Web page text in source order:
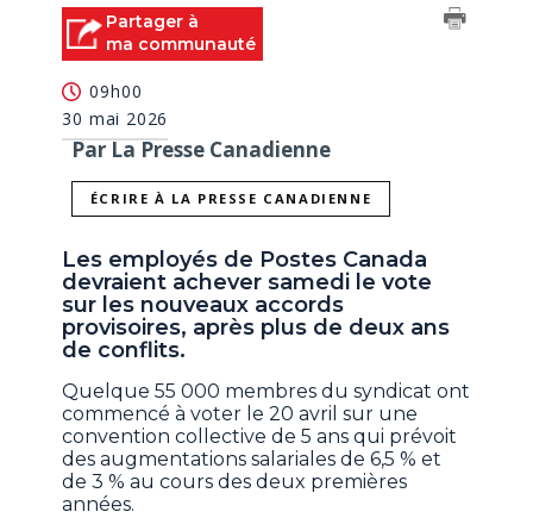
Partager à
ma communauté
09h00
30 mai 2026
Par La Presse Canadienne
ÉCRIRE À LA PRESSE CANADIENNE
Les employés de Postes Canada
devraient achever samedi le vote
sur les nouveaux accords
provisoires, après plus de deux ans
de conflits.
Quelque 55 000 membres du syndicat ont
commencé à voter le 20 avril sur une
convention collective de 5 ans qui prévoit
des augmentations salariales de 6,5 % et
de 3 % au cours des deux premières
années.